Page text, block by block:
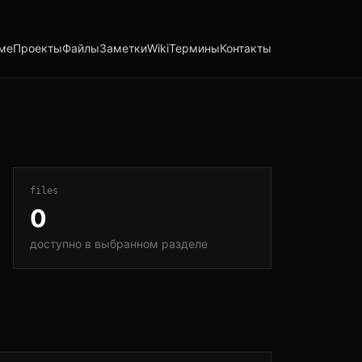
ПроектыФайлыЗаметкиWikiТерминыКонтакты
files
0
доступно в выбранном разделе